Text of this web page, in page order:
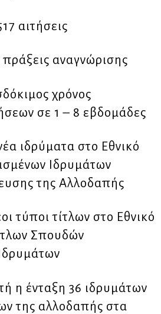
αιτήσεις
αναγνώρισης
χρόνος
σε 1 – 8 εβδομάδες
ιδρύματα στο Εθνικό
Ιδρυμάτων
της Αλλοδαπής
τύποι τίτλων στο Εθνικό
Σπουδών
η ένταξη 36 ιδρυμάτων
της αλλοδαπής στα